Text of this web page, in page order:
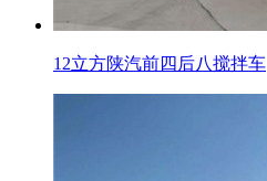
12立方陕汽前四后八搅拌车